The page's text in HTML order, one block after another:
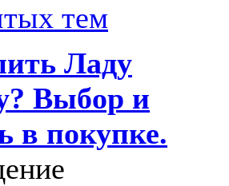
тем
Ладу
Выбор и
в покупке.